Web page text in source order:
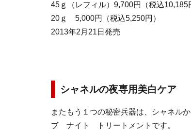
45ｇ（レフィル）9,700円（税込10,185
20ｇ 5,000円（税込5,250円）
2013年2月21日発売
シャネルの夜専用美白ケア
またもう１つの秘密兵器は、シャネル
ブ ナイト トリートメントです。